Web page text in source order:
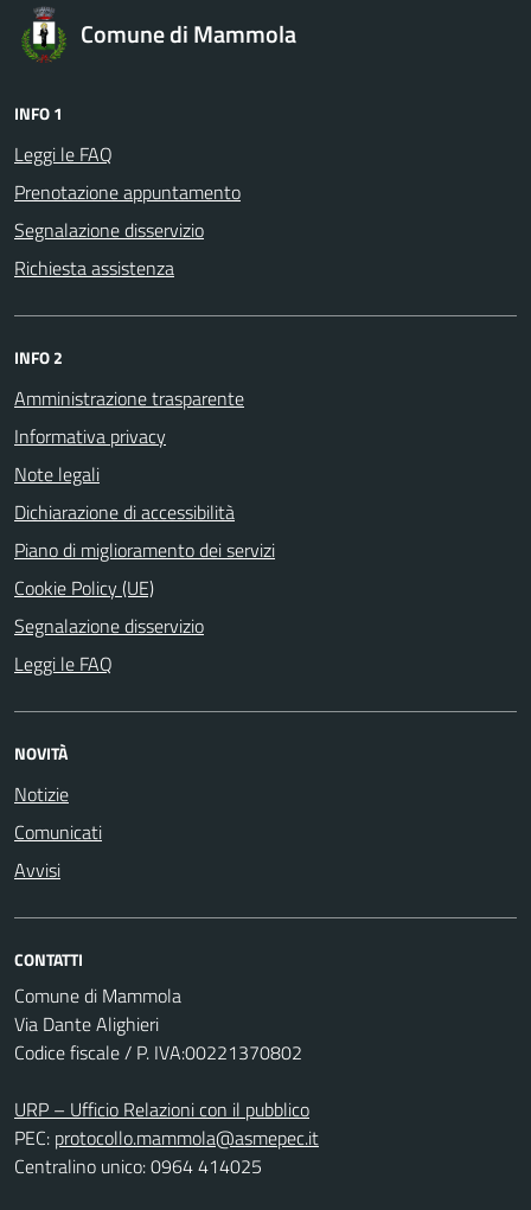
Comune di Mammola
INFO 1
Leggi le FAQ
Prenotazione appuntamento
Segnalazione disservizio
Richiesta assistenza
INFO 2
Amministrazione trasparente
Informativa privacy
Note legali
Dichiarazione di accessibilità
Piano di miglioramento dei servizi
Cookie Policy (UE)
Segnalazione disservizio
Leggi le FAQ
NOVITÀ
Notizie
Comunicati
Avvisi
CONTATTI
Comune di Mammola
Via Dante Alighieri
Codice fiscale / P. IVA:00221370802
URP – Ufficio Relazioni con il pubblico
PEC: protocollo.mammola@asmepec.it
Centralino unico: 0964 414025